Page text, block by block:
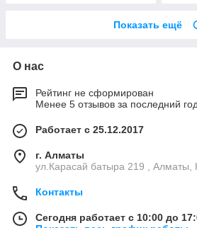
Показать ещё
О нас
Рейтинг не сформирован
Менее 5 отзывов за последний год
Работает с 25.12.2017
г. Алматы
ул.Карасай батыра 219 , Алматы,
Контакты
Сегодня работает с 10:00 до